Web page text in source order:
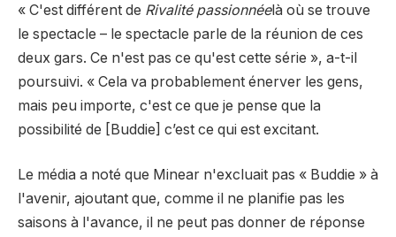
« C'est différent de Rivalité passionnéelà où se trouve
le spectacle – le spectacle parle de la réunion de ces
deux gars. Ce n'est pas ce qu'est cette série », a-t-il
poursuivi. « Cela va probablement énerver les gens,
mais peu importe, c'est ce que je pense que la
possibilité de [Buddie] c’est ce qui est excitant.
Le média a noté que Minear n'excluait pas « Buddie » à
l'avenir, ajoutant que, comme il ne planifie pas les
saisons à l'avance, il ne peut pas donner de réponse